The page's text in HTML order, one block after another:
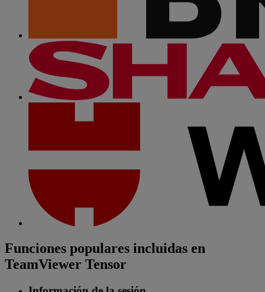
Funciones populares incluidas en
TeamViewer Tensor